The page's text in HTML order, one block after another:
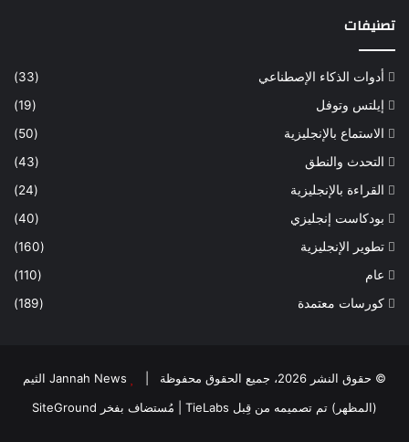
تصنيفات
أدوات الذكاء الإصطناعي
(33)
إيلتس وتوفل
(19)
الاستماع بالإنجليزية
(50)
التحدث والنطق
(43)
القراءة بالإنجليزية
(24)
بودكاست إنجليزي
(40)
تطوير الإنجليزية
(160)
عام
(110)
كورسات معتمدة
(189)
© حقوق النشر 2026، جميع الحقوق محفوظة |
Jannah News الثيم
(المظهر) تم تصميمه من قِبل TieLabs
| مُستضاف بفخر SiteGround